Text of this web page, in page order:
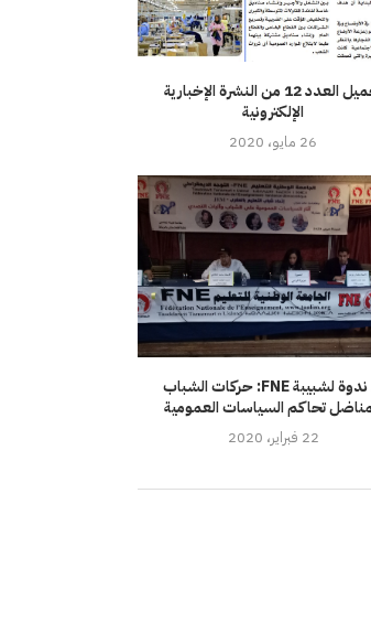
تحميل العدد 12 من النشرة الإخبارية
الإلكترونية
26 مايو، 2020
في ندوة لشبيبة FNE: حركات الشباب
تحاكم السياسات العمومية
22 فبراير، 2020